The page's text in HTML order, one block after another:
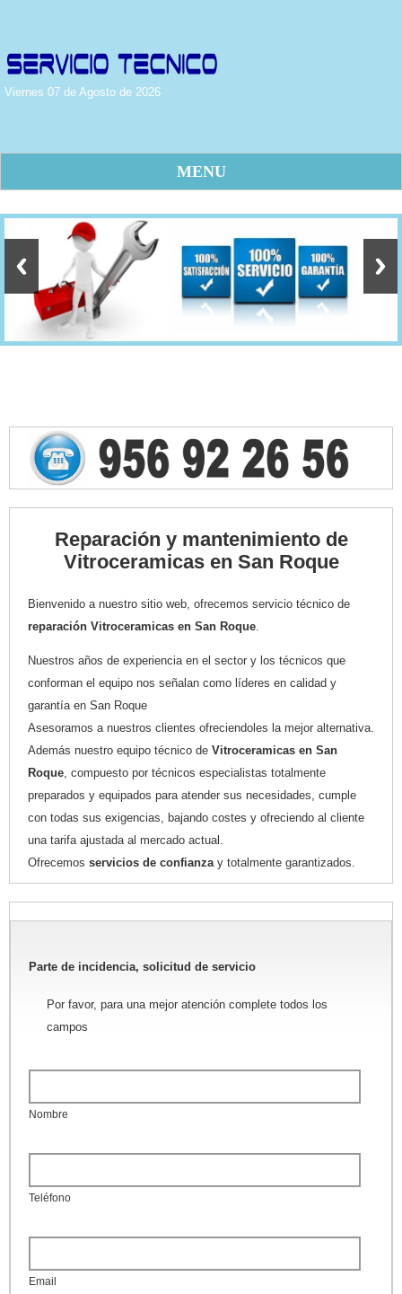
Viernes 07 de Agosto de 2026
MENU
Reparación y mantenimiento de
Vitroceramicas en San Roque
Bienvenido a nuestro sitio web, ofrecemos servicio técnico de
reparación Vitroceramicas en San Roque.
Nuestros años de experiencia en el sector y los técnicos que
conforman el equipo nos señalan como líderes en calidad y
garantía en San Roque
Asesoramos a nuestros clientes ofreciendoles la mejor alternativa.
Además nuestro equipo técnico de Vitroceramicas en San
Roque, compuesto por técnicos especialistas totalmente
preparados y equipados para atender sus necesidades, cumple
con todas sus exigencias, bajando costes y ofreciendo al cliente
una tarifa ajustada al mercado actual.
Ofrecemos servicios de confianzay totalmente garantizados.
Parte de incidencia, solicitud de servicio
Por favor, para una mejor atención complete todos los
campos
Nombre
Teléfono
Email